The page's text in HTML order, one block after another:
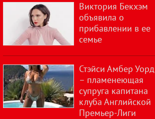
Виктория Бекхэм
объявила о
прибавлении в ее
семье
Стэйси Амбер Уорд
– пламенеющая
супруга капитана
клуба Английской
Премьер-Лиги